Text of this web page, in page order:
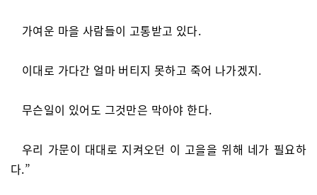
가여운 마을 사람들이 고통받고 있다.
이대로 가다간 얼마 버티지 못하고 죽어 나가겠지.
무슨일이 있어도 그것만은 막아야 한다.
우리 가문이 대대로 지켜오던 이 고을을 위해 네가 필요하
다.”